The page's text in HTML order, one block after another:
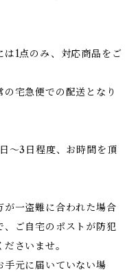
1点のみ、対応商品をご
宅急便での配送となり
～3日程度、お時間を頂
一盗難に合われた場合
、ご自宅のポストが防犯
さいませ。
元に届いていない場